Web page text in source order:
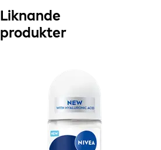
Liknande
produkter